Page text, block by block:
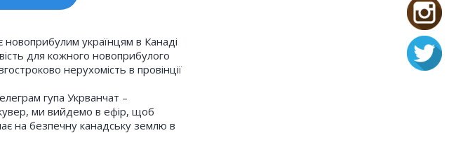
українцям в Канаді
для кожного новоприбулого
нерухомість в провінції
гупа Укрванчат –
ми вийдемо в ефір, щоб
на безпечну канадську землю в